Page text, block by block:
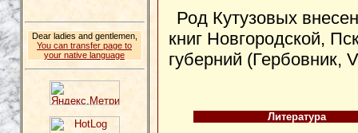
Dear ladies and gentlemen,
You can transfer page to
your native language
Род Кутузовых
книг Новгородской,
губерний (Гербовник,
Литература